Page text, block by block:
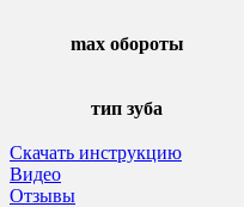
max обороты
тип зуба
Скачать инструкцию
Видео
Отзывы